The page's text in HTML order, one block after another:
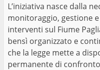
L’iniziativa nasce dalla
monitoraggio, gestione
interventi sul Fiume
bensì organizzato e
che la legge mette a
permanente di